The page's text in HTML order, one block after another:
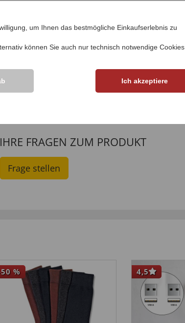
IHRE FRAGEN ZUM PRODUKT
Frage stellen
% 4,5
um Ihnen das bestmögliche Einkaufserlebnis zu
können Sie auch nur technisch notwendige Cookies
Ich akzeptiere